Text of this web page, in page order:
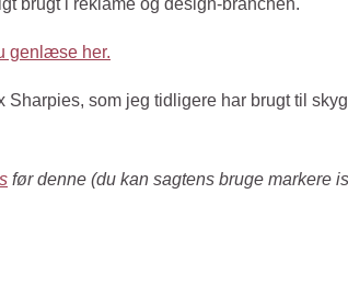
brugt i reklame og design-branchen.
genlæse her.
som jeg tidligere har brugt til
før denne (du kan sagtens bruge markere